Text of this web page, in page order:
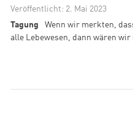
Veröffentlicht: 2. Mai 2023
Tagung
Wenn wir merkten,
alle Lebewesen, dann wären